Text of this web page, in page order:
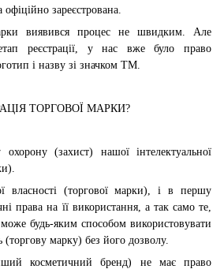
зареєстрована.
виявився процес не швидким. Але
реєстрації, у нас вже було право
і назву зі значком ТМ.
ТОРГОВОЇ МАРКИ?
(захист) нашої інтелектуальної
власності (торгової марки), і в першу
права на її використання, а так само те,
будь-яким способом використовувати
(торгову марку) без його дозволу.
косметичний бренд) не має право